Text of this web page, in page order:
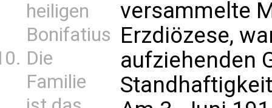
heiligen
Bonifatius
Die
Familie
versammelte
Erzdiözese,
aufziehenden